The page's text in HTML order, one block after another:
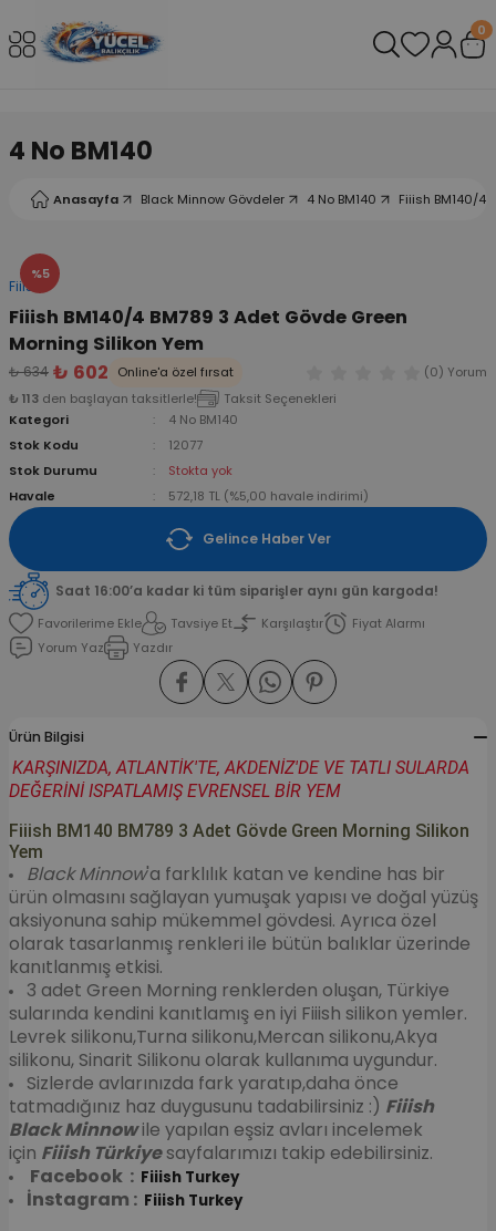
0
4 No BM140
Anasayfa Black Minnow Gövdeler 4 No BM140 Fiiish BM140/4
%5
Fiiish
Fiiish BM140/4 BM789 3 Adet Gövde Green
Morning Silikon Yem
₺ 634 ₺ 602 Online'a özel fırsat
(0) Yorum
₺ 113 den başlayan taksitlerle!
Taksit Seçenekleri
Kategori
4 No BM140
Stok Kodu
12077
Stok Durumu
Stokta yok
Havale
572,18 TL (%5,00 havale indirimi)
Gelince Haber Ver
Saat 16:00’a kadar ki tüm siparişler aynı gün kargoda!
Tavsiye Et
Karşılaştır
Fiyat Alarmı
Yorum Yaz
Yazdır
Ürün Bilgisi
KARŞINIZDA, ATLANTİK'TE, AKDENİZ'DE VE TATLI SULARDA
DEĞERİNİ ISPATLAMIŞ EVRENSEL BİR YEM
Fiiish BM140 BM789 3 Adet Gövde Green Morning Silikon
Yem
Black Minnow'a farklılık katan ve kendine has bir
ürün olmasını sağlayan yumuşak yapısı ve doğal yüzüş
aksiyonuna sahip mükemmel gövdesi. Ayrıca özel
olarak tasarlanmış renkleri ile bütün balıklar üzerinde
kanıtlanmış etkisi.
3 adet Green Morning renklerden oluşan, Türkiye
sularında kendini kanıtlamış en iyi Fiiish silikon yemler.
Levrek silikonu,Turna silikonu,Mercan silikonu,Akya
silikonu, Sinarit Silikonu olarak kullanıma uygundur.
Sizlerde avlarınızda fark yaratıp,daha önce
tatmadığınız haz duygusunu tadabilirsiniz :) Fiiish
Black Minnowile yapılan eşsiz avları incelemek
için Fiiish Türkiyesayfalarımızı takip edebilirsiniz.
Facebook : Fiiish Turkey
İnstagram : Fiiish Turkey
Makineleri
Halka
& El Feneri